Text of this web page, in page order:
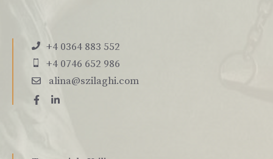
+4 0364 883 552
+4 0746 652 986
alina@szilaghi.com